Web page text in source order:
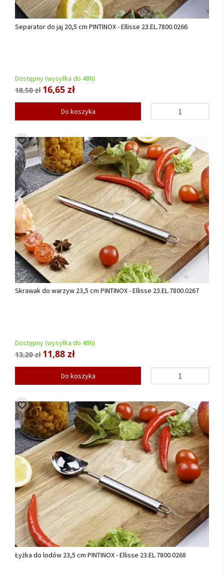
Separator do jaj 20,5 cm PINTINOX - Ellisse 23.EL.7800.0266
Dostępny (wysyłka do 48h)
18,50 zł 16,65 zł
Do koszyka
Skrawak do warzyw 23,5 cm PINTINOX - Ellisse 23.EL.7800.0267
Dostępny (wysyłka do 48h)
13,20 zł 11,88 zł
Do koszyka
Łyżka do lodów 23,5 cm PINTINOX - Ellisse 23.EL.7800.0268